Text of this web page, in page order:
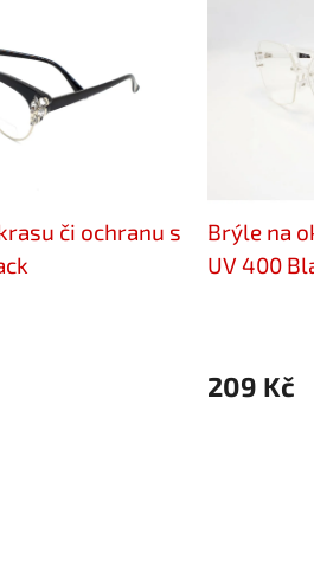
či ochranu s
Brýle na
UV 400
209 Kč